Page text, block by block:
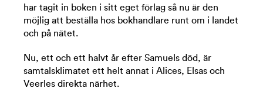
har tagit in boken i sitt eget förlag så nu är den
möjlig att beställa hos bokhandlare runt om i landet
och på nätet.
Nu, ett och ett halvt år efter Samuels död, är
samtalsklimatet ett helt annat i Alices, Elsas och
Veerles direkta närhet.